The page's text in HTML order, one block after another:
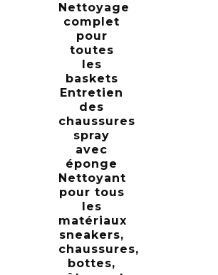
Nettoyage
complet
pour
toutes
les
baskets
Entretien
des
chaussures
spray
avec
éponge
Nettoyant
pour tous
les
matériaux
sneakers,
chaussures,
bottes,